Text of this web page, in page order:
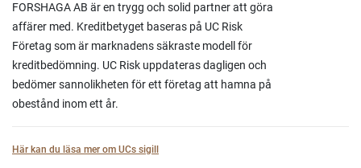
FORSHAGA AB är en trygg och solid partner att göra
affärer med. Kreditbetyget baseras på UC Risk
Företag som är marknadens säkraste modell för
kreditbedömning. UC Risk uppdateras dagligen och
bedömer sannolikheten för ett företag att hamna på
obestånd inom ett år.
Här kan du läsa mer om UCs sigill